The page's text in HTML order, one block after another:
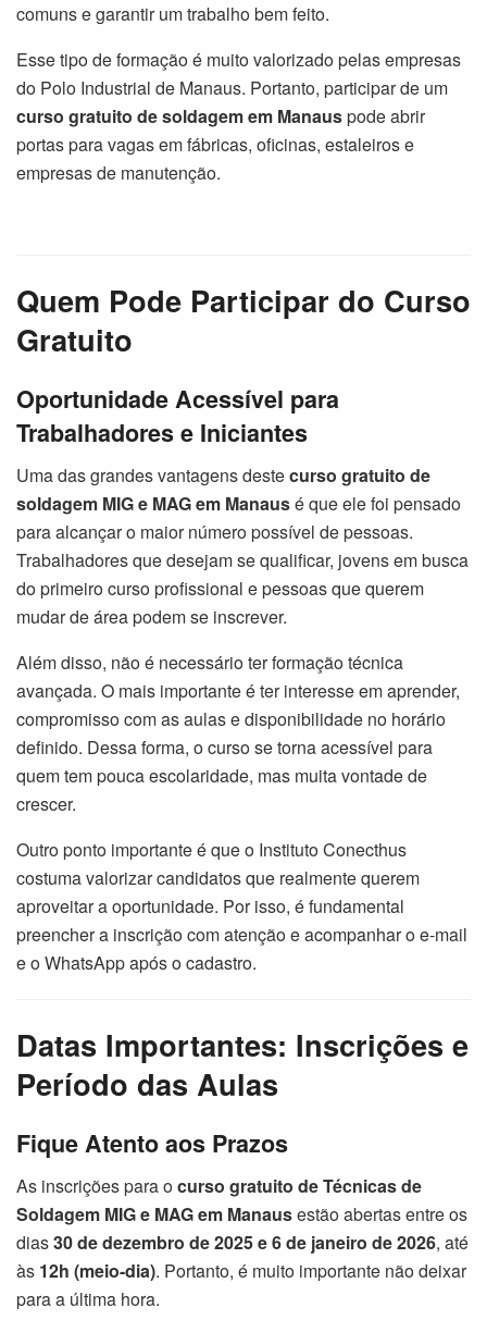
comuns e garantir um trabalho bem feito.
Esse tipo de formação é muito valorizado pelas empresas
do Polo Industrial de Manaus. Portanto, participar de um
curso gratuito de soldagem em Manauspode abrir
portas para vagas em fábricas, oficinas, estaleiros e
empresas de manutenção.
Quem Pode Participar do Curso
Gratuito
Oportunidade Acessível para
Trabalhadores e Iniciantes
Uma das grandes vantagens destecurso gratuito de
soldagem MIG e MAG em Manausé que ele foi pensado
para alcançar o maior número possível de pessoas.
Trabalhadores que desejam se qualificar, jovens em busca
do primeiro curso profissional e pessoas que querem
mudar de área podem se inscrever.
Além disso, não é necessário ter formação técnica
avançada. O mais importante é ter interesse em aprender,
compromisso com as aulas e disponibilidade no horário
definido. Dessa forma, o curso se torna acessível para
quem tem pouca escolaridade, mas muita vontade de
crescer.
Outro ponto importante é que o Instituto Conecthus
costuma valorizar candidatos que realmente querem
aproveitar a oportunidade. Por isso, é fundamental
preencher a inscrição com atenção e acompanhar o e-mail
e o WhatsApp após o cadastro.
Datas Importantes: Inscrições e
Período das Aulas
Fique Atento aos Prazos
As inscrições para ocurso gratuito de Técnicas de
Soldagem MIG e MAG em Manausestão abertas entre os
dias30 de dezembro de 2025 e 6 de janeiro de 2026, até
às 12h (meio-dia). Portanto, é muito importante não deixar
para a última hora.